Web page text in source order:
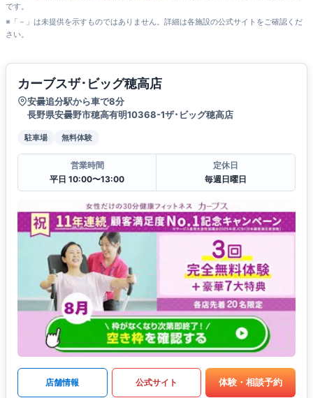
です。
※「－」は未提供を示すものではありません。詳細は各施設の公式サイトをご確認くだ
さい。
カーブスザ･ビッグ穂高店
安曇追分駅から車で8分
長野県安曇野市穂高有明10368-1ザ･ビッグ穂高店
駐車場 無料体験
営業時間
平日 10:00〜13:00
定休日
毎週日曜日
店舗情報 公式サイト 体験・相談予約